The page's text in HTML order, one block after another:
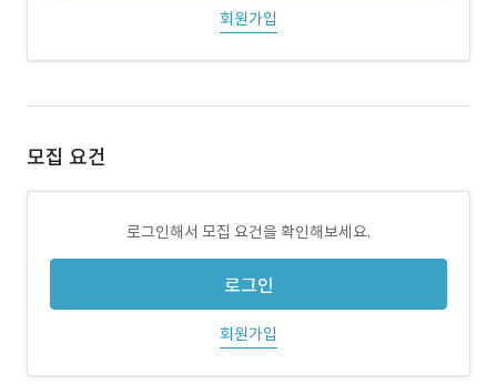
회원가입
모집 요건
로그인해서 모집 요건을 확인해보세요.
로그인
회원가입